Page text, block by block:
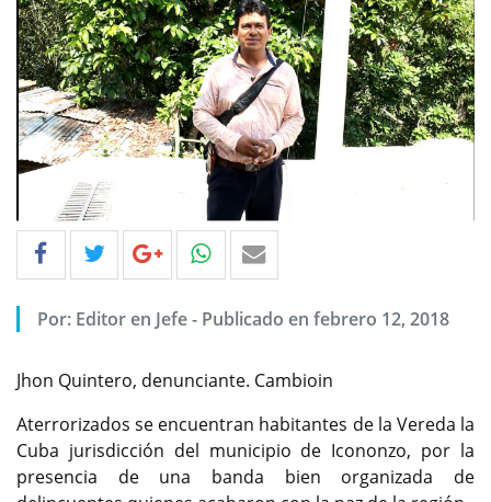
Por: Editor en Jefe - Publicado en febrero 12, 2018
Jhon Quintero, denunciante. Cambioin
Aterrorizados se encuentran habitantes de la Vereda la
Cuba jurisdicción del municipio de Icononzo, por la
presencia de una banda bien organizada de